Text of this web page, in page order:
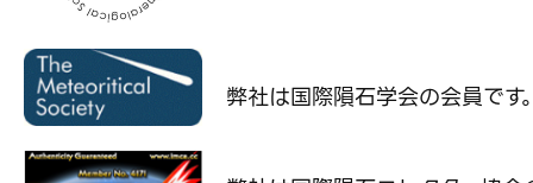
弊社は国際隕石学会の会員です